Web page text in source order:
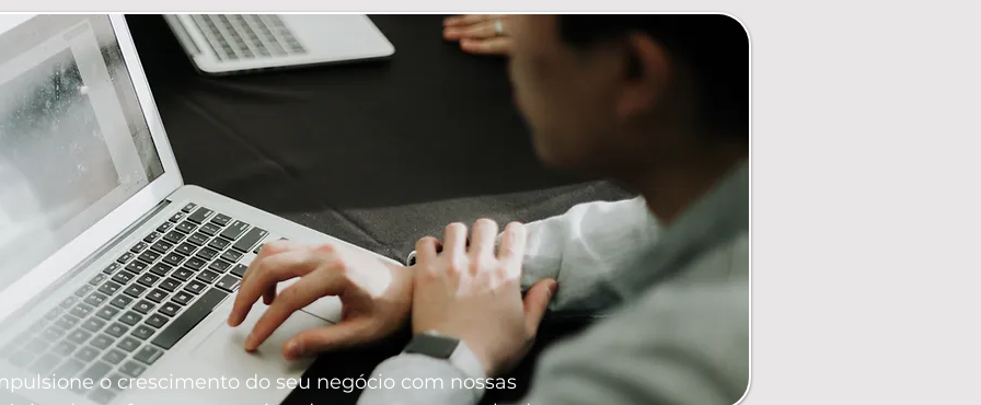
o crescimento do seu negócio com nossas